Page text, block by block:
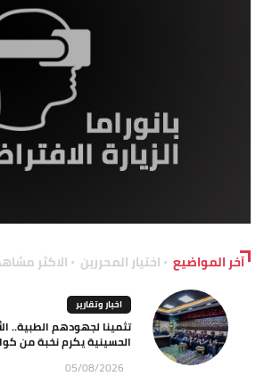
آخر المواضيع اختيار المحررين الاكثر
اخبار وتقارير
تثمينا لجهودهم الطبية..
الحسينية يكرم نخبة من
05/08/2026